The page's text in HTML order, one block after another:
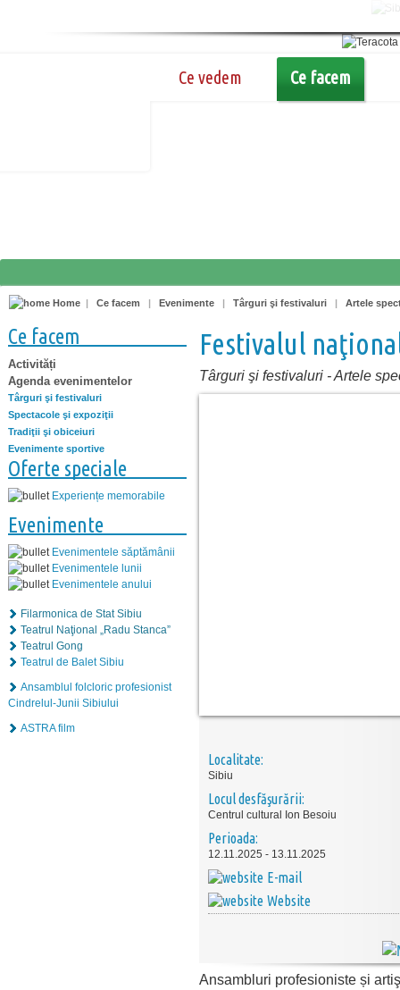
Ce vedem Ce facem
Home | Ce facem | Evenimente | Târguri şi festivaluri | Artele
Ce facem
Activități
Agenda evenimentelor
Târguri şi festivaluri
Spectacole şi expoziţii
Tradiţii şi obiceiuri
Evenimente sportive
Oferte speciale
Experiențe memorabile
Evenimente
Evenimentele săptămânii
Evenimentele lunii
Evenimentele anului
Filarmonica de Stat Sibiu
Teatrul Naţional „Radu Stanca”
Teatrul Gong
Teatrul de Balet Sibiu
Ansamblul folcloric profesionist
Cindrelul-Junii Sibiului
ASTRA film
Festivalul
Târguri şi festivaluri -Artele
Localitate:
Sibiu
Locul desfăşurării:
Centrul cultural Ion Besoiu
Perioada:
12.11.2025 - 13.11.2025
E-mail
Website
Ansambluri profesioniste și